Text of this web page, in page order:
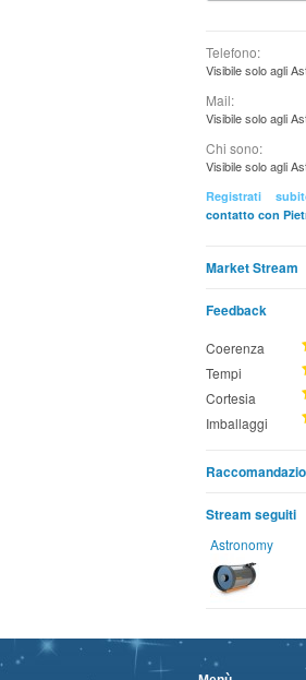
Telefono:
Visibile solo agli
Mail:
Visibile solo agli
Chi sono:
Visibile solo agli
Registrati
contatto con
Market Stream
Feedback
Coerenza
Tempi
Cortesia
Imballaggi
Stream seguiti
Astronomy